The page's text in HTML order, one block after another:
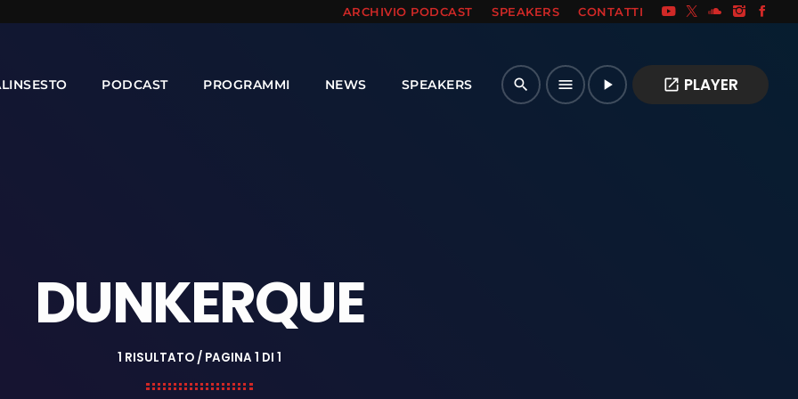
ARCHIVIO PODCAST SPEAKERS CONTATTI
PODCAST PROGRAMMI NEWS SPEAKERS search menu play_arrow open_in_new PLAYER
DUNKERQUE
1 RISULTATO / PAGINA 1 DI 1